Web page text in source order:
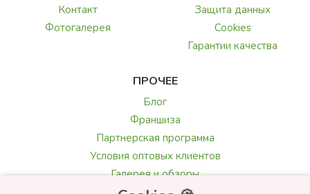
Контакт
Фотогалерея
Защита данных
Cookies
Гарантии качества
ПРОЧЕЕ
Блог
Франшиза
Партнерская программа
Условия оптовых клиентов
Галерея и обзоры